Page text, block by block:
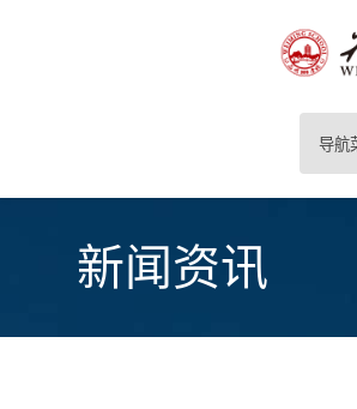
导航
新闻资讯